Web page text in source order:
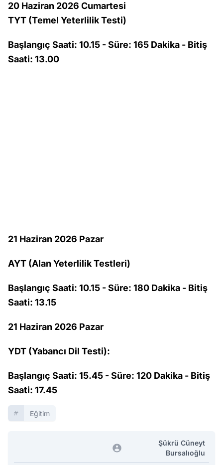
20 Haziran 2026 Cumartesi
TYT (Temel Yeterlilik Testi)
Başlangıç Saati: 10.15 - Süre: 165 Dakika - Bitiş
Saati: 13.00
21 Haziran 2026 Pazar
AYT (Alan Yeterlilik Testleri)
Başlangıç Saati: 10.15 - Süre: 180 Dakika - Bitiş
Saati: 13.15
21 Haziran 2026 Pazar
YDT (Yabancı Dil Testi):
Başlangıç Saati: 15.45 - Süre: 120 Dakika - Bitiş
Saati: 17.45
Eğitim
Şükrü Cüneyt
Bursalıoğlu